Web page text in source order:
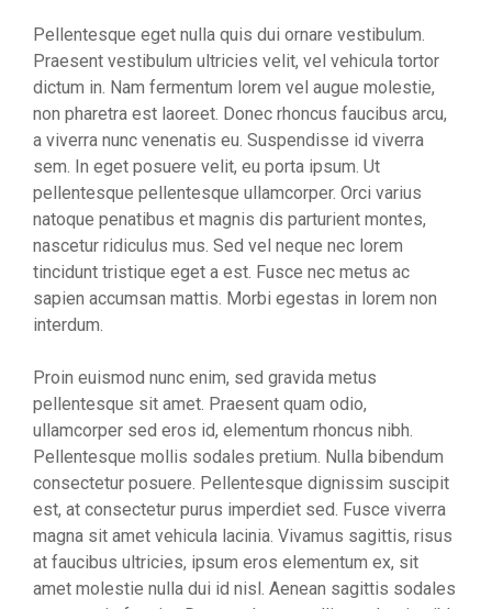
Pellentesque eget nulla quis dui ornare vestibulum.
Praesent vestibulum ultricies velit, vel vehicula tortor
dictum in. Nam fermentum lorem vel augue molestie,
non pharetra est laoreet. Donec rhoncus faucibus arcu,
a viverra nunc venenatis eu. Suspendisse id viverra
sem. In eget posuere velit, eu porta ipsum. Ut
pellentesque pellentesque ullamcorper. Orci varius
natoque penatibus et magnis dis parturient montes,
nascetur ridiculus mus. Sed vel neque nec lorem
tincidunt tristique eget a est. Fusce nec metus ac
sapien accumsan mattis. Morbi egestas in lorem non
interdum.
Proin euismod nunc enim, sed gravida metus
pellentesque sit amet. Praesent quam odio,
ullamcorper sed eros id, elementum rhoncus nibh.
Pellentesque mollis sodales pretium. Nulla bibendum
consectetur posuere. Pellentesque dignissim suscipit
est, at consectetur purus imperdiet sed. Fusce viverra
magna sit amet vehicula lacinia. Vivamus sagittis, risus
at faucibus ultricies, ipsum eros elementum ex, sit
amet molestie nulla dui id nisl. Aenean sagittis sodales